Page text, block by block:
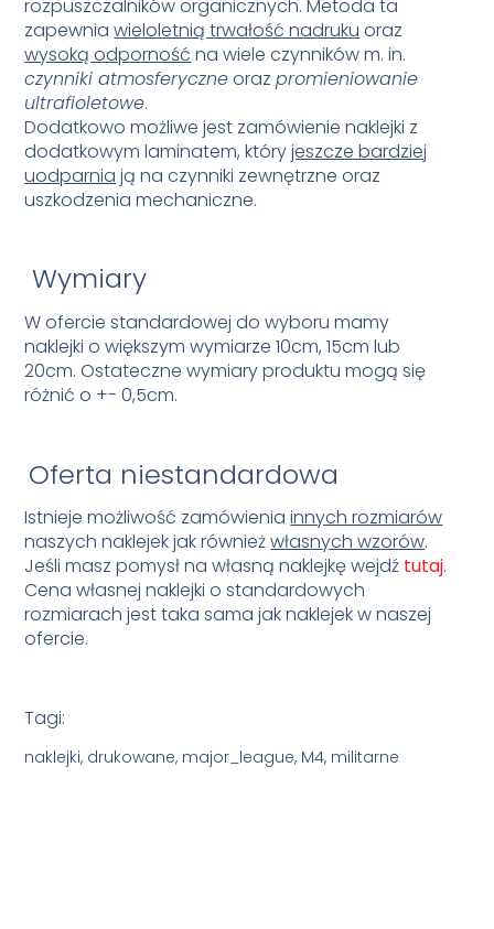
rozpuszczalników organicznych. Metoda ta
zapewniawieloletnią trwałość nadruku oraz
wysoką odporność na wiele czynników m. in.
czynniki atmosferyczneorazpromieniowanie
ultrafioletowe.
Dodatkowo możliwe jest zamówienie naklejki z
dodatkowym laminatem, któryjeszcze bardziej
uodparnia ją na czynniki zewnętrzne oraz
uszkodzenia mechaniczne.
Wymiary
W ofercie standardowej do wyboru mamy
naklejki o większym wymiarze 10cm, 15cm lub
20cm. Ostateczne wymiary produktu mogą się
różnić o +- 0,5cm.
Oferta niestandardowa
Istnieje możliwość zamówieniainnych rozmiarów
naszych naklejek jak równieżwłasnych wzorów.
Jeśli masz pomysł na własną naklejkę wejdź tutaj.
Cena własnej naklejki o standardowych
rozmiarach jest taka sama jak naklejek w naszej
ofercie.
Tagi:
naklejki, drukowane, major_league, M4, militarne